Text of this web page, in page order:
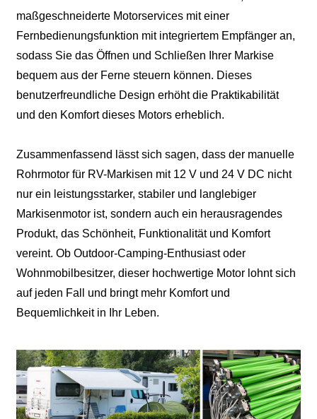
maßgeschneiderte Motorservices mit einer
Fernbedienungsfunktion mit integriertem Empfänger an,
sodass Sie das Öffnen und Schließen Ihrer Markise
bequem aus der Ferne steuern können. Dieses
benutzerfreundliche Design erhöht die Praktikabilität
und den Komfort dieses Motors erheblich.
Zusammenfassend lässt sich sagen, dass der manuelle
Rohrmotor für RV-Markisen mit 12 V und 24 V DC nicht
nur ein leistungsstarker, stabiler und langlebiger
Markisenmotor ist, sondern auch ein herausragendes
Produkt, das Schönheit, Funktionalität und Komfort
vereint. Ob Outdoor-Camping-Enthusiast oder
Wohnmobilbesitzer, dieser hochwertige Motor lohnt sich
auf jeden Fall und bringt mehr Komfort und
Bequemlichkeit in Ihr Leben.